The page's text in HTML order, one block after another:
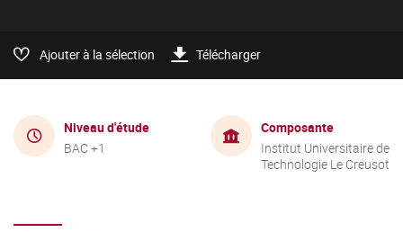
Ajouter à la sélection Télécharger
Niveau d'étude
BAC +1
Composante
Institut Universitaire de
Technologie Le Creusot